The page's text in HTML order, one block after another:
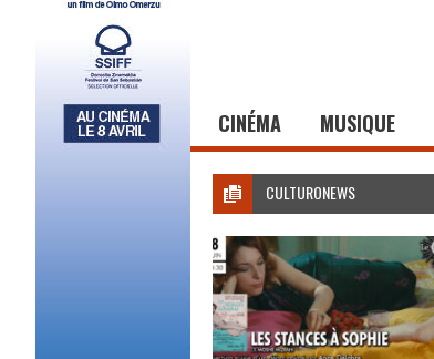
CINÉMA MUSIQUE
CULTURONEWS